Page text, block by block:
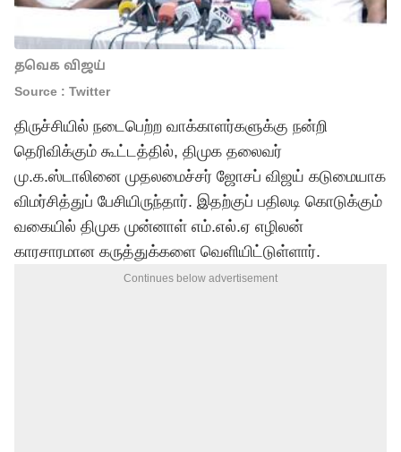
தவெக விஜய்
Source : Twitter
திருச்சியில் நடைபெற்ற வாக்காளர்களுக்கு நன்றி
தெரிவிக்கும் கூட்டத்தில், திமுக தலைவர்
மு.க.ஸ்டாலினை முதலமைச்சர் ஜோசப் விஜய் கடுமையாக
விமர்சித்துப் பேசியிருந்தார். இதற்குப் பதிலடி கொடுக்கும்
வகையில் திமுக முன்னாள் எம்.எல்.ஏ எழிலன்
காரசாரமான கருத்துக்களை வெளியிட்டுள்ளார்.
Continues below advertisement